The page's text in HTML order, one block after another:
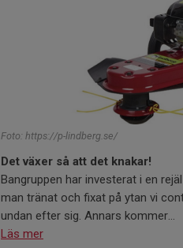
Foto: https://p-lindberg.se/
Det växer så att det knakar!
Bangruppen har investerat i en
man tränat och fixat på ytan vi
undan efter sig. Annars kommer...
Läs mer